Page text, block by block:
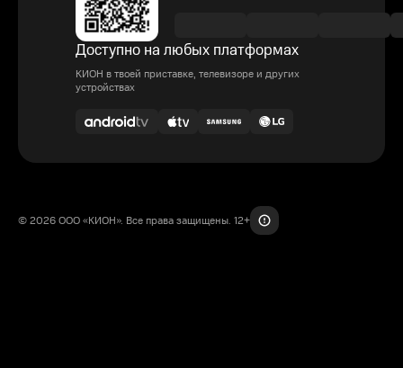
Доступно на любых платформах
КИОН в твоей приставке, телевизоре и других
устройствах
© 2026 ООО «КИОН». Все права защищены. 12+